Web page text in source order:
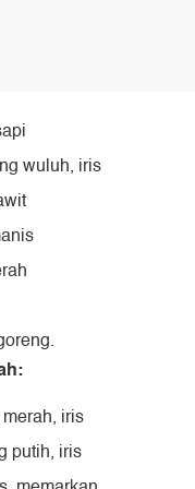
wuluh, iris
iris
putih, iris